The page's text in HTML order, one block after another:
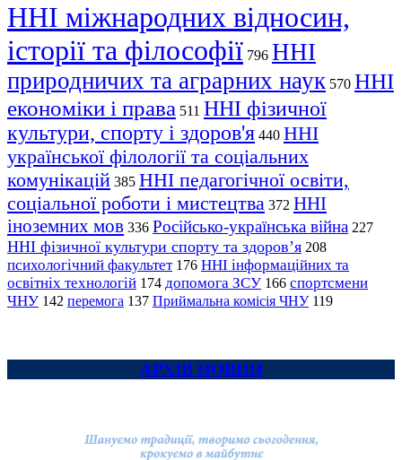
ННІ міжнародних відносин,
історії та філософії 796 ННІ
природничих та аграрних наук 570 ННІ
економіки і права 511 ННІ фізичної
культури, спорту і здоров'я 440 ННІ
української філології та соціальних
комунікацій 385 ННІ педагогічної освіти,
соціальної роботи і мистецтва 372 ННІ
іноземних мов 336 Російсько-українська війна 227
ННІ фізичної культури спорту та здоров’я 208
психологічний факультет 176 ННІ інформаційних та
освітніх технологій 174 допомога ЗСУ 166 спортсмени
ЧНУ 142 перемога 137 Приймальна комісія ЧНУ 119
АРХІВ НОВИН